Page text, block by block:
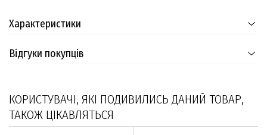
Характеристики
Відгуки покупців
КОРИСТУВАЧІ, ЯКІ ПОДИВИЛИСЬ ДАНИЙ ТОВАР,
ТАКОЖ ЦІКАВЛЯТЬСЯ